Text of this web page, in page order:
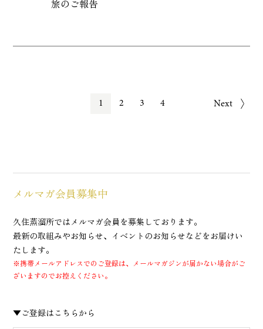
旅のご報告
1 2 3 4 Next
メルマガ会員募集中
久住蒸溜所ではメルマガ会員を募集しております。
最新の取組みやお知らせ、イベントのお知らせなどをお届けい
たします。
※携帯メールアドレスでのご登録は、メールマガジンが届かない場合がご
ざいますのでお控えください。
▼ご登録はこちらから